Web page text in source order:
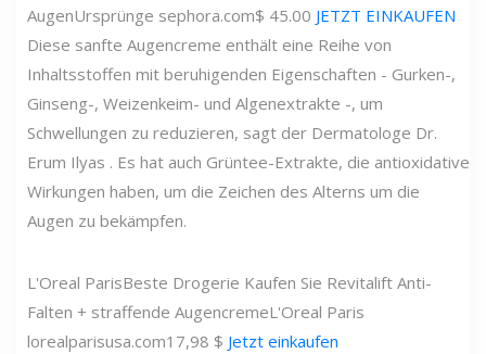
AugenUrsprünge sephora.com$ 45.00 JETZT EINKAUFEN
Diese sanfte Augencreme enthält eine Reihe von
Inhaltsstoffen mit beruhigenden Eigenschaften - Gurken-,
Ginseng-, Weizenkeim- und Algenextrakte -, um
Schwellungen zu reduzieren, sagt der Dermatologe Dr.
Erum Ilyas . Es hat auch Grüntee-Extrakte, die antioxidative
Wirkungen haben, um die Zeichen des Alterns um die
Augen zu bekämpfen.
L'Oreal ParisBeste Drogerie Kaufen Sie Revitalift Anti-
Falten + straffende AugencremeL'Oreal Paris
lorealparisusa.com17,98 $ Jetzt einkaufen